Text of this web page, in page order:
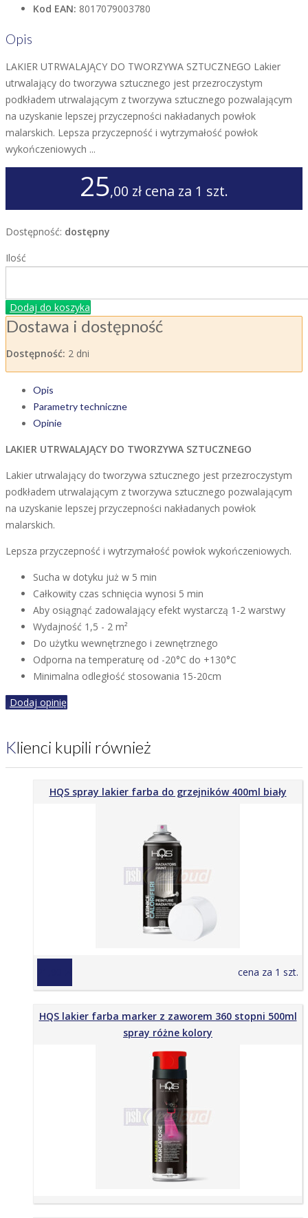
Kod EAN: 8017079003780
Opis
LAKIER UTRWALAJĄCY DO TWORZYWA SZTUCZNEGO Lakier
utrwalający do tworzywa sztucznego jest przezroczystym
podkładem utrwalającym z tworzywa sztucznego pozwalającym
na uzyskanie lepszej przyczepności nakładanych powłok
malarskich. Lepsza przyczepność i wytrzymałość powłok
wykończeniowych ...
25,00 zł cena za 1 szt.
Dostępność: dostępny
Ilość
Dodaj do koszyka
Dostawa i dostępność
Dostępność: 2 dni
Opis
Parametry techniczne
Opinie
LAKIER UTRWALAJĄCY DO TWORZYWA SZTUCZNEGO
Lakier utrwalający do tworzywa sztucznego jest przezroczystym
podkładem utrwalającym z tworzywa sztucznego pozwalającym
na uzyskanie lepszej przyczepności nakładanych powłok
malarskich.
Lepsza przyczepność i wytrzymałość powłok wykończeniowych.
Sucha w dotyku już w 5 min
Całkowity czas schnięcia wynosi 5 min
Aby osiągnąć zadowalający efekt wystarczą 1-2 warstwy
Wydajność 1,5 - 2 m²
Do użytku wewnętrznego i zewnętrznego
Odporna na temperaturę od -20°C do +130°C
Minimalna odległość stosowania 15-20cm
Dodaj opinię
Klienci kupili również
HQS spray lakier farba do grzejników 400ml biały
cena za 1 szt.
HQS lakier farba marker z zaworem 360 stopni 500ml
spray różne kolory